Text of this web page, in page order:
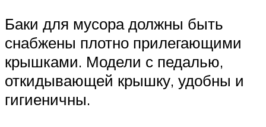
Баки для мусора должны быть
снабжены плотно прилегающими
крышками. Модели с педалью,
откидывающей крышку, удобны и
гигиеничны.